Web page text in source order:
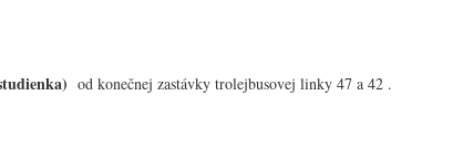
od konečnej zastávky trolejbusovej linky 47 a 42 .